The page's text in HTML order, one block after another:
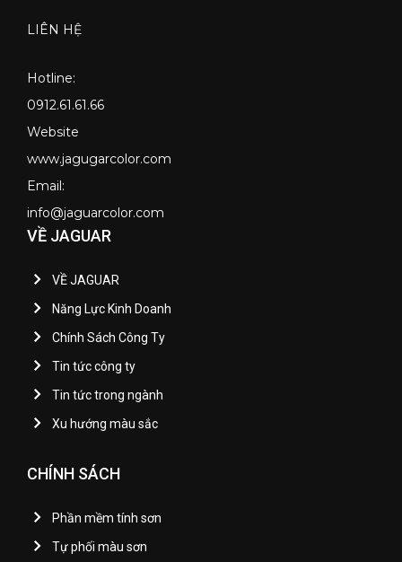
LIÊN HỆ
Hotline:
0912.61.61.66
Website
www.jagugarcolor.com
Email:
info@jaguarcolor.com
VỀ JAGUAR
VỀ JAGUAR
Năng Lực Kinh Doanh
Chính Sách Công Ty
Tin tức công ty
Tin tức trong ngành
Xu hướng màu sắc
CHÍNH SÁCH
Phần mềm tính sơn
Tự phối màu sơn